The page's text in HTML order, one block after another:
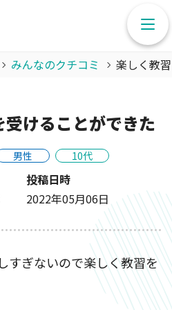
みんなのクチコミ 楽しく教
けることができた
男性 10代
投稿日時
2022年05月06日
すぎないので楽しく教習を